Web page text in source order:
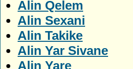
Alin Qelem
Alin Sexani
Alin Takike
Alin Yar Sivane
Alin Yare